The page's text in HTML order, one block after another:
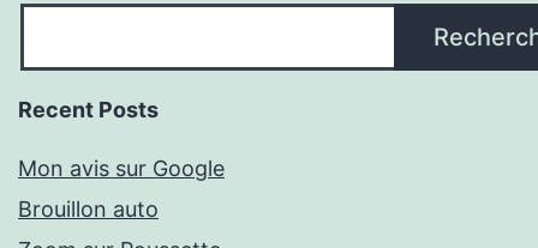
Recent Posts
Mon avis sur Google
Brouillon auto